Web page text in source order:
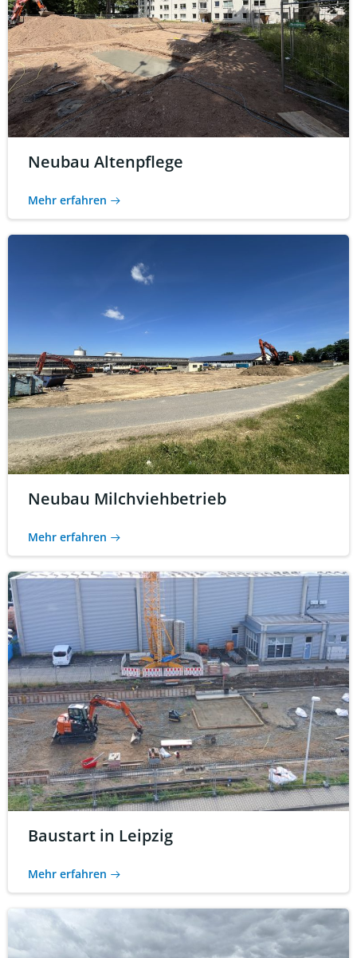
Neubau Altenpflege
Mehr erfahren
Neubau Milchviehbetrieb
Mehr erfahren
Baustart in Leipzig
Mehr erfahren